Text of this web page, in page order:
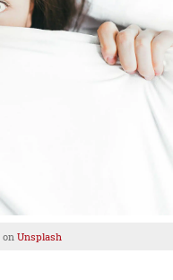
on Unsplash